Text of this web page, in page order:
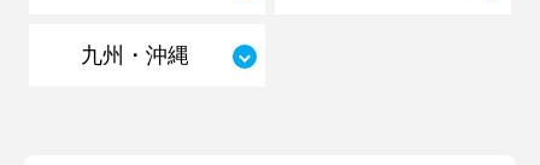
九州・沖縄